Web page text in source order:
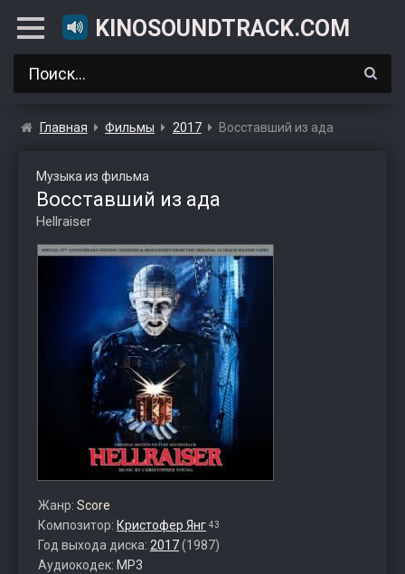
KINOSOUNDTRACK.COM
Главная Фильмы 2017 Восставший из ада
Музыка из фильма
Восставший из ада
Hellraiser
Жанр: Score
Композитор: Кристофер Янг 43
Год выхода диска: 2017(1987)
Аудиокодек: MP3